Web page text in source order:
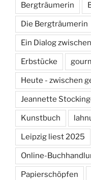
Bergträumerin
Die Bergträumerin
Ein Dialog
Erbstücke
Heute - zwischen
Jeannette
Kunstbuch
Leipzig liest 2025
Online-
Papierschöpfen